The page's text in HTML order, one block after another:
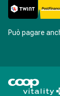
Può pagare